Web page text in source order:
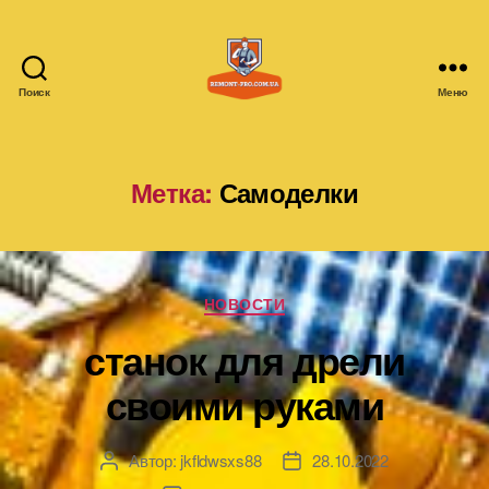
Поиск Меню
Метка: Самоделки
Рубрики
НОВОСТИ
станок для дрели
своими руками
АвторАвтор: jkfldwsxs88
Дата28.10.2022